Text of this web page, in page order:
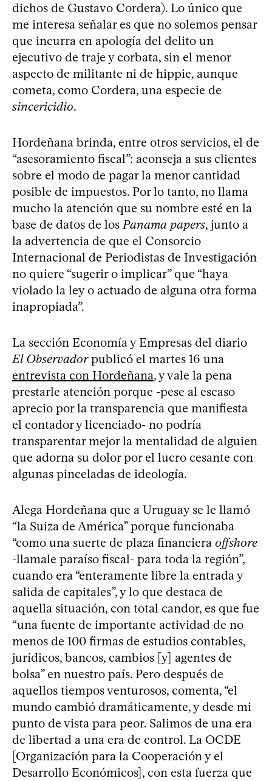
dichos de Gustavo Cordera). Lo único que
me interesa señalar es que no solemos pensar
que incurra en apología del delito un
ejecutivo de traje y corbata, sin el menor
aspecto de militante ni de hippie, aunque
cometa, como Cordera, una especie de
sincericidio.
Hordeñana brinda, entre otros servicios, el de
“asesoramiento fiscal”: aconseja a sus clientes
sobre el modo de pagar la menor cantidad
posible de impuestos. Por lo tanto, no llama
mucho la atención que su nombre esté en la
base de datos de losPanama papers, junto a
la advertencia de que el Consorcio
Internacional de Periodistas de Investigación
no quiere “sugerir o implicar” que “haya
violado la ley o actuado de alguna otra forma
inapropiada”.
La sección Economía y Empresas del diario
El Observadorpublicó el martes 16 una
entrevista con Hordeñana, y vale la pena
prestarle atención porque -pese al escaso
aprecio por la transparencia que manifiesta
el contador y licenciado- no podría
transparentar mejor la mentalidad de alguien
que adorna su dolor por el lucro cesante con
algunas pinceladas de ideología.
Alega Hordeñana que a Uruguay se le llamó
“la Suiza de América” porque funcionaba
“como una suerte de plaza financiera offshore
-llamale paraíso fiscal- para toda la región”,
cuando era “enteramente libre la entrada y
salida de capitales”, y lo que destaca de
aquella situación, con total candor, es que fue
“una fuente de importante actividad de no
menos de 100 firmas de estudios contables,
jurídicos, bancos, cambios [y] agentes de
bolsa” en nuestro país. Pero después de
aquellos tiempos venturosos, comenta, “el
mundo cambió dramáticamente, y desde mi
punto de vista para peor. Salimos de una era
de libertad a una era de control. La OCDE
[Organización para la Cooperación y el
Desarrollo Económicos], con esta fuerza que